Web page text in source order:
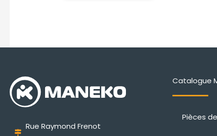
choisies
Rue Raymond Frenot
Catalogue
Pièces